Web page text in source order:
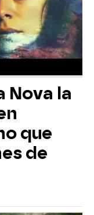
Nova la
que
de